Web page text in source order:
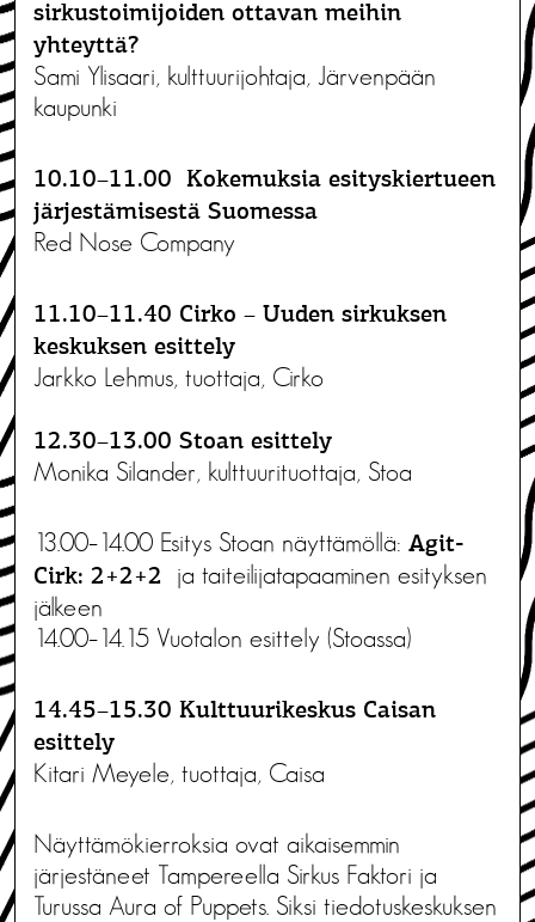
sirkustoimijoiden ottavan meihin
yhteyttä?
Sami Ylisaari, kulttuurijohtaja, Järvenpään
kaupunki
10.10–11.00 Kokemuksia esityskiertueen
järjestämisestä Suomessa
Red Nose Company
11.10–11.40 Cirko – Uuden sirkuksen
keskuksen esittely
Jarkko Lehmus, tuottaja, Cirko
12.30–13.00 Stoan esittely
Monika Silander, kulttuurituottaja, Stoa
13.00–14.00 Esitys Stoan näyttämöllä: Agit-
Cirk: 2+2+2 ja taiteilijatapaaminen esityksen
jälkeen
14.00–14.15 Vuotalon esittely (Stoassa)
14.45–15.30 Kulttuurikeskus Caisan
esittely
Kitari Meyele, tuottaja, Caisa
Näyttämökierroksia ovat aikaisemmin
järjestäneet Tampereella Sirkus Faktori ja
Turussa Aura of Puppets. Siksi tiedotuskeskuksen